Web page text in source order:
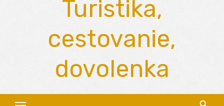
Turistika,
cestovanie,
dovolenka